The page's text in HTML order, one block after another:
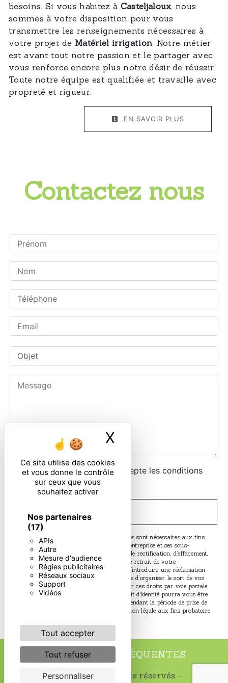
Ce site utilise des cookies
et vous donne le contrôle
sur ceux que vous
souhaitez activer
Nos partenaires
(17)
APIs
Autre
Mesure d'audience
Régies publicitaires
Réseaux sociaux
Support
Vidéos
Tout accepter
Tout refuser
Personnaliser
X
besoins. Si vous habitez à Casteljaloux, nous
sommes à votre disposition pour vous
transmettre les renseignements nécessaires à
votre projet de Matériel irrigation. Notre métier
est avant tout notre passion et le partager avec
vous renforce encore plus notre désir de réussir.
Toute notre équipe est qualifiée et travaille avec
propreté et rigueur.
EN SAVOIR PLUS
Contactez nous
En cochant cette case, j'accepte les conditions
particulières ci-dessous **
** Les données personnelles communiquées sont nécessaires aux fins
de vous contacter. Elles sont destinées à l'entreprise et ses sous-
traitants. Vous disposez de droits d’accès, de rectification, d’effacement,
de portabilité, de limitation, d’opposition, de retrait de votre
consentement à tout moment et du droit d’introduire une réclamation
auprès d’une autorité de contrôle, ainsi que d’organiser le sort de vos
données post-mortem. Vous pouvez exercer ces droits par voie postale
ou par courrier électronique. Un justificatif d'identité pourra vous être
demandé. Nous conservons vos données pendant la période de prise de
contact puis pendant la durée de prescription légale aux fins probatoire
RECHERCHES FRÉQUENTES
Vistalid- 2026 - Tous droits réservés -